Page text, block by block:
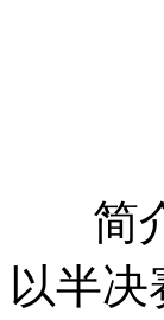
简
以半决